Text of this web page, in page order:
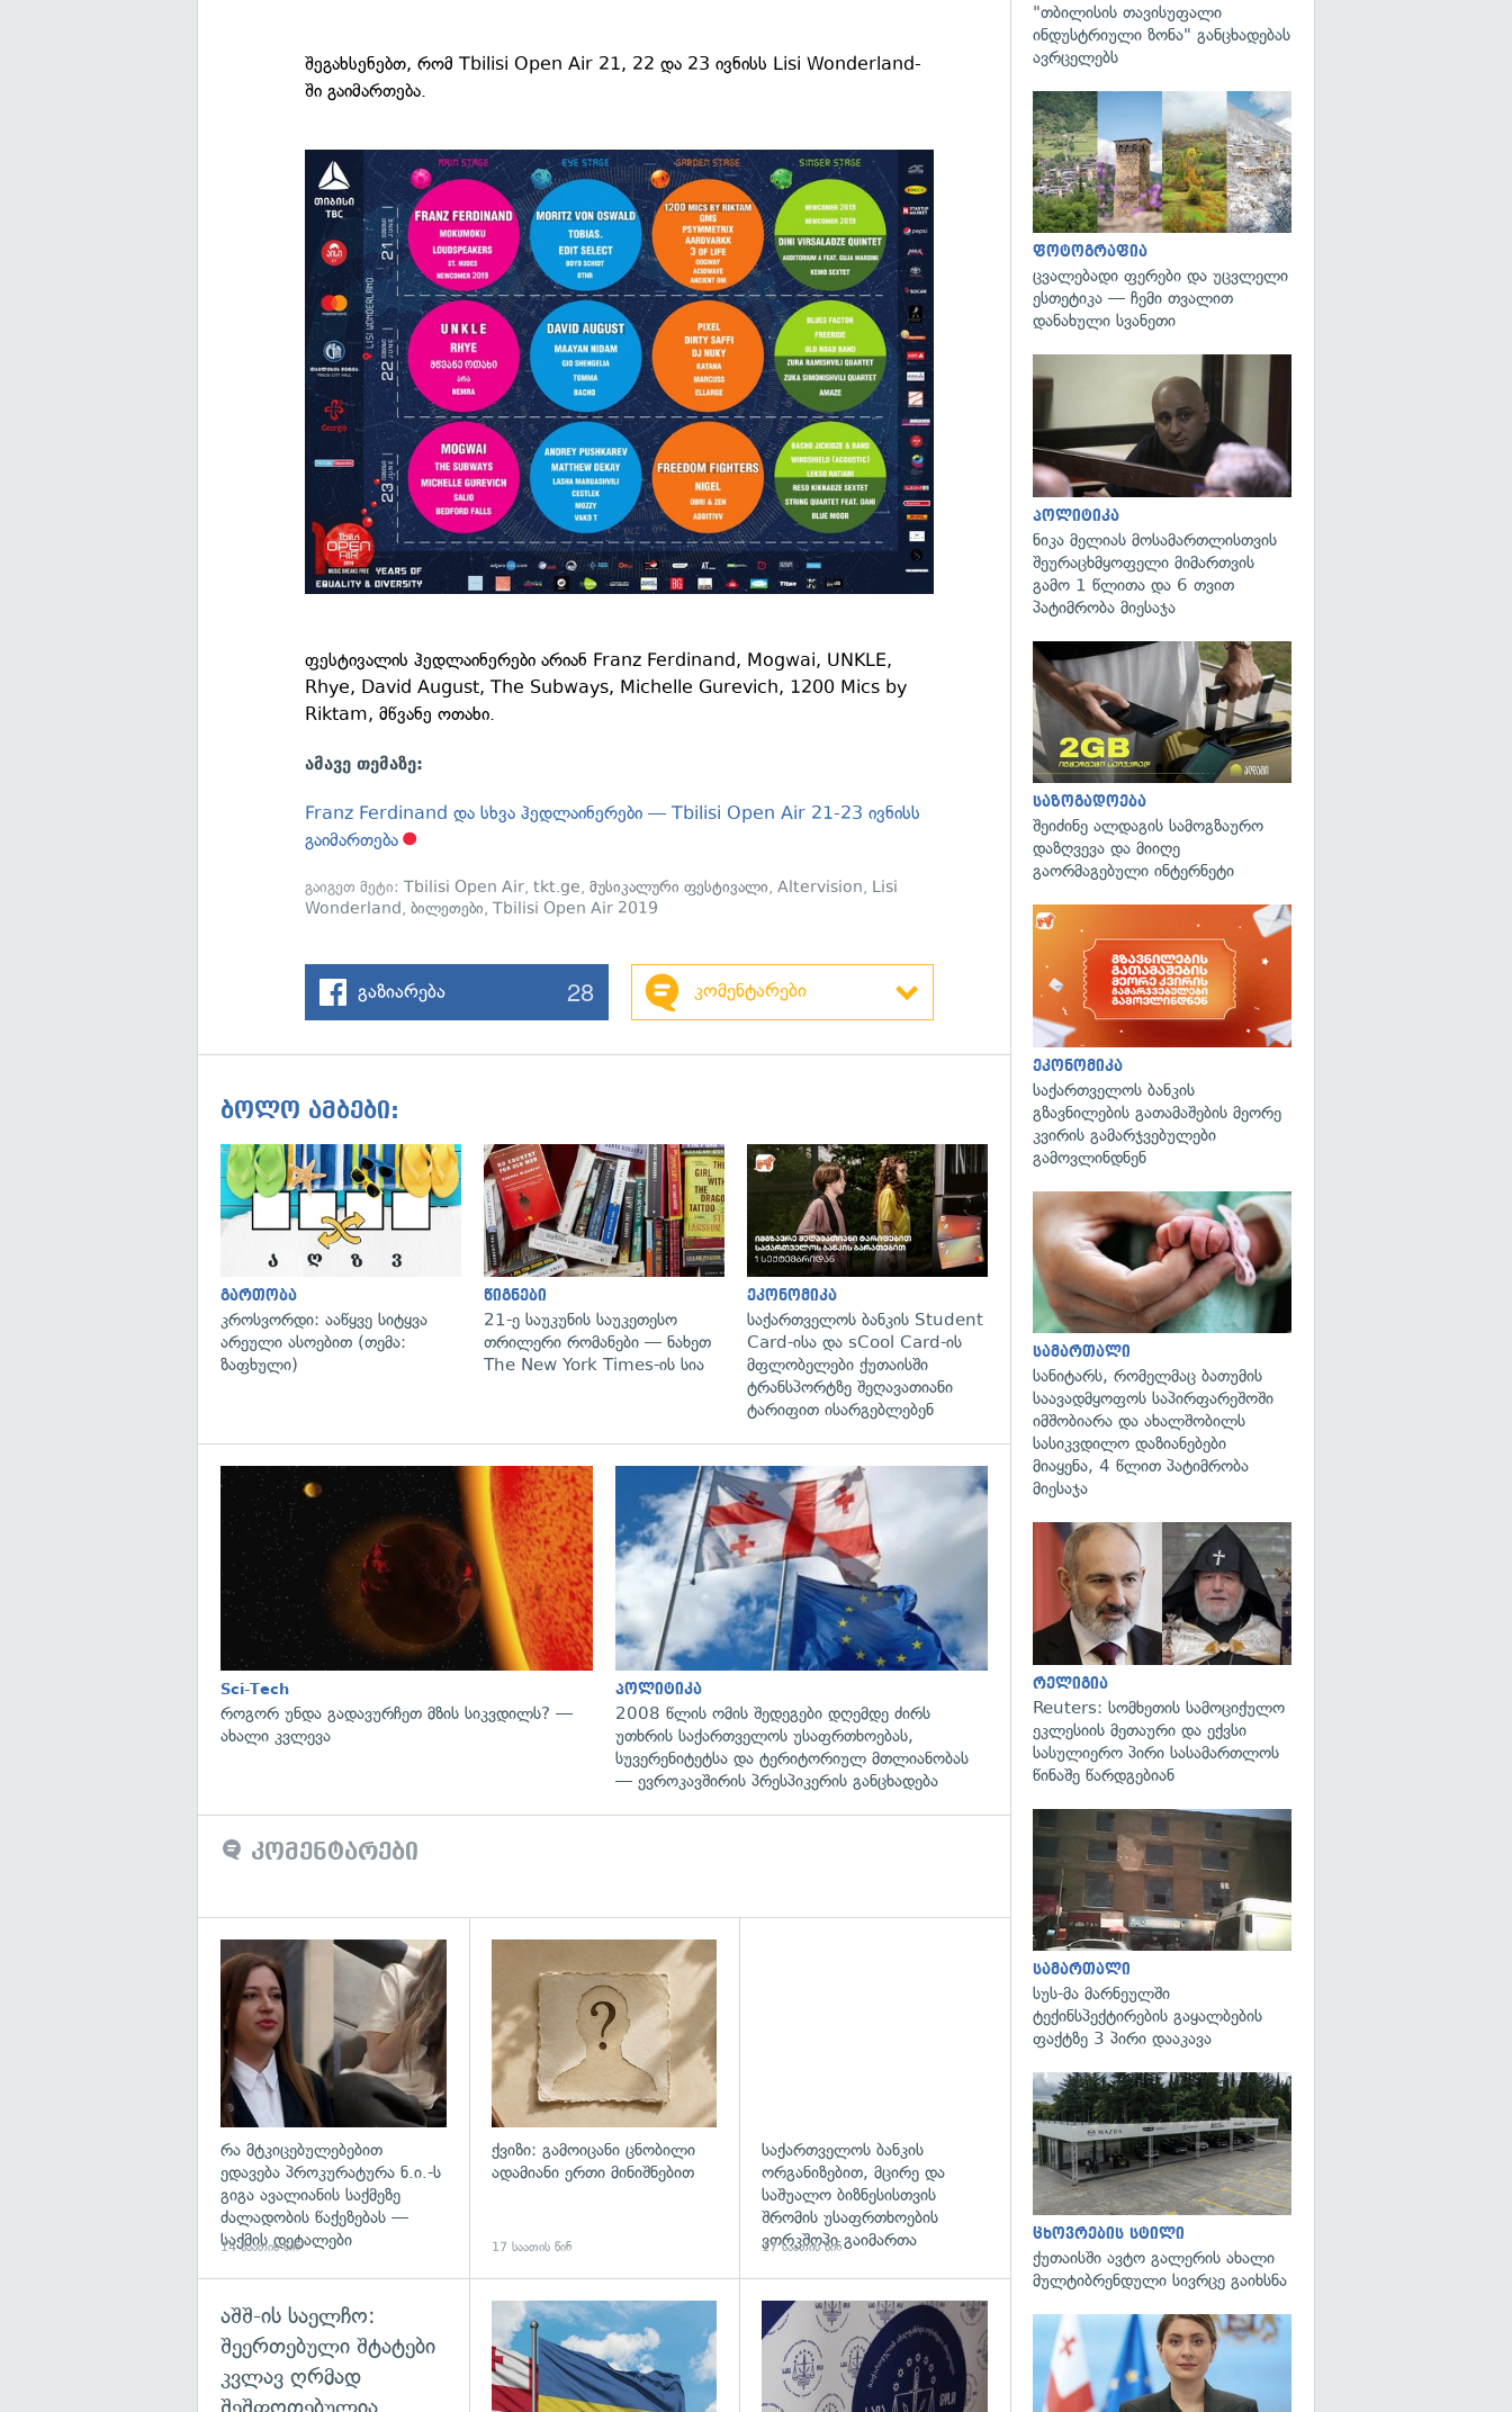
შეგახსენებთ, რომ Tbilisi Open Air 21, 22 და 23 ივნისს Lisi Wonderland-
ში გაიმართება.
ფესტივალის ჰედლაინერები არიან Franz Ferdinand, Mogwai, UNKLE,
Rhye, David August, The Subways, Michelle Gurevich, 1200 Mics by
Riktam, მწვანე ოთახი.
ამავე თემაზე:
Franz Ferdinand და სხვა ჰედლაინერები — Tbilisi Open Air 21-23 ივნისს
გაიმართება
გაიგეთ მეტი:Tbilisi Open Air,tkt.ge,მუსიკალური ფესტივალი,Altervision, Lisi
Wonderland,ბილეთები,Tbilisi Open Air 2019
გაზიარება 28 კომენტარები
ბოლო ამბები:
გადახედვა
გართობა
კროსვორდი: ააწყვე სიტყვა
არეული ასოებით (თემა:
ზაფხული)
გადახედვა
წიგნები
21-ე საუკუნის საუკეთესო
თრილერი რომანები — ნახეთ
The New York Times-ის სია
ეკონომიკა
საქართველოს ბანკის Student
Card-ისა და sCool Card-ის
მფლობელები ქუთაისში
ტრანსპორტზე შეღავათიანი
ტარიფით ისარგებლებენ
გადახედვა
Sci-Tech
როგორ უნდა გადავურჩეთ მზის სიკვდილს? —
ახალი კვლევა
გადახედვა
პოლიტიკა
2008 წლის ომის შედეგები დღემდე ძირს
უთხრის საქართველოს უსაფრთხოებას,
სუვერენიტეტსა და ტერიტორიულ მთლიანობას
— ევროკავშირის პრესპიკერის განცხადება
კომენტარები
რა მტკიცებულებებით
ედავება პროკურატურა ნ.ი.-ს
გიგა ავალიანის საქმეზე
ძალადობის წაქეზებას —
საქმის დეტალები
14 საათის წინ
ქვიზი: გამოიცანი ცნობილი
ადამიანი ერთი მინიშნებით
17 საათის წინ
საქართველოს ბანკის
ორგანიზებით, მცირე და
საშუალო ბიზნესისთვის
შრომის უსაფრთხოების
ვორკშოპი გაიმართა
17 საათის წინ
აშშ-ის საელჩო:
შეერთებული შტატები
კვლავ ღრმად
გადახედვა გადახედვა
"თბილისის თავისუფალი
ინდუსტრიული ზონა" განცხადებას
ავრცელებს
ფოტოგრაფია
ცვალებადი ფერები და უცვლელი
ესთეტიკა — ჩემი თვალით
დანახული სვანეთი
პოლიტიკა
ნიკა მელიას მოსამართლისთვის
შეურაცხმყოფელი მიმართვის
გამო 1 წლითა და 6 თვით
პატიმრობა მიესაჯა
საზოგადოება
შეიძინე ალდაგის სამოგზაურო
დაზღვევა და მიიღე
გაორმაგებული ინტერნეტი
ეკონომიკა
საქართველოს ბანკის
გზავნილების გათამაშების მეორე
კვირის გამარჯვებულები
გამოვლინდნენ
სამართალი
სანიტარს, რომელმაც ბათუმის
საავადმყოფოს საპირფარეშოში
იმშობიარა და ახალშობილს
სასიკვდილო დაზიანებები
მიაყენა, 4 წლით პატიმრობა
მიესაჯა
რელიგია
Reuters: სომხეთის სამოციქულო
ეკლესიის მეთაური და ექვსი
სასულიერო პირი სასამართლოს
წინაშე წარდგებიან
სამართალი
სუს-მა მარნეულში
ტექინსპექტირების გაყალბების
ფაქტზე 3 პირი დააკავა
ცხოვრების სტილი
ქუთაისში ავტო გალერის ახალი
მულტიბრენდული სივრცე გაიხსნა